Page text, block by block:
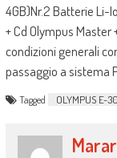
4GB)Nr.2 Batterie Li-
+ Cd Olympus
condizioni generali
passaggio a sistema
Tagged OLYMPUS E-